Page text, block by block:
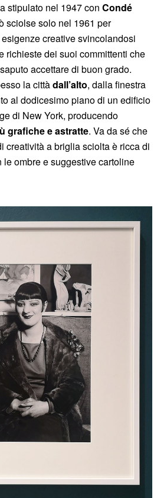
stipulato nel 1947 con Condé
sciolse solo nel 1961 per
creative svincolandosi
richieste dei suoi committenti che
accettare di buon grado.
la cittàdall’alto, dalla finestra
al dodicesimo piano di un edificio
di New York, producendo
grafiche e astratte. Va da sé che
creatività a briglia sciolta è ricca di
ombre e suggestive cartoline